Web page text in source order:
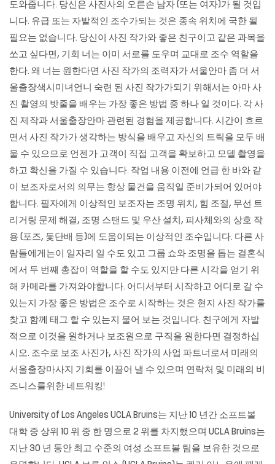
도와줍니다. 당신은 사진사의 오른손 남자 (또는 여자)가 될 것입
니다. 유급 또는 자발적인 조수가되는 것은 종속 위치에 국한 될
필요는 없습니다. 당신이 사진 작가와 좋은 친구이고 같은 과목을
쏘고 싶다면, 기회 너는 이미 서로를 도우며 교대로 조수 역할을
한다. 왜 너는 원한다면 사진 작가의 조력자가 서울안마 좀 더 서
울출장색시미녀언니 숙련 된 사진 작가가되기 위해서는 아마 사
진 촬영의 밧줄을 배우는 가장 좋은 방법 중 하나 일 것이다. 각 사
진 제작과 서울출장안마 관련된 경험을 제공합니다. 시간이 흐르
면서 사진 작가가 생각하는 방식을 배우고 자신의 트릭을 모두 배
울 수 있으므로 언젠가 고객이 직접 고객을 확보하고 모델 촬영을
하고 확신을 가질 수 있습니다. 작업 내용 이전에 언급 한 바와 같
이 보조자로서의 의무는 항상 물건을 움직일 준비가되어 있어야
합니다. 필자에게 이상적인 보조자는 조명 위치, 힘 조절, 무선 트
리거링 문제 해결, 조명 스탠드 및 우산 설치, 피사체와의 상호 작
용 (포즈, 돛단배 등)에 도움이되는 이상적인 조수입니다. 다른 사
람들에게는이 일자리 일 수도 있고 그룹 쇼와 조명을 돕는 결혼식
에서 두 번째 총잡이 역할을 할 수도 있지만 다른 시각을 얻기 위
해 카메라를 가져와야합니다. 어디서부터 시작하고 어디로 갈 수
있는지 가장 좋은 방법은 조수로 시작하는 것은 현지 사진 작가를
찾고 함께 태그 할 수 있는지 물어 보는 것입니다. 친구에게 자발
적으로 이것을 원하거나 보조원으로 구직을 원한다면 결정하십
시오. 조수로 보조 사진가, 사진 작가의 사업 파트너로서 미래의
서울출장마사지 기회를 이끌어 낼 수 있으며 연락처 및 미래의 비
즈니스를위한 네트워킹!
University of Los Angeles UCLA Bruins는 지난 10 년간 소프트볼
대학 중 상위 10 위 중 한 명으로 2 위를 차지했으며 UCLA Bruins는
지난 30 년 동안 최고 수준의 여성 소프트볼 팀을 보유한 것으로